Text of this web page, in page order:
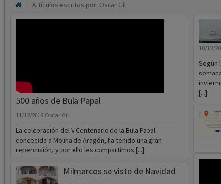
Artículos escritos por: Oscar Gil
500 años de Bula Papal
11/12/2018 Oscar Gil
La celebración del V Centenario de la Bula Papal
concedida a Molina de Aragón, ha tenido una gran
repercusión, y por ello les compartimos [...]
Milmarcos se viste de Navidad
10/12/
Según
[...]